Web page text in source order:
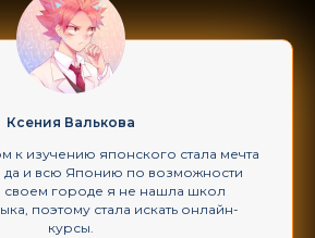
Ксения Валькова
к изучению японского стала мечта
да и всю Японию по возможности
своем городе я не нашла школ
поэтому стала искать онлайн-
курсы.